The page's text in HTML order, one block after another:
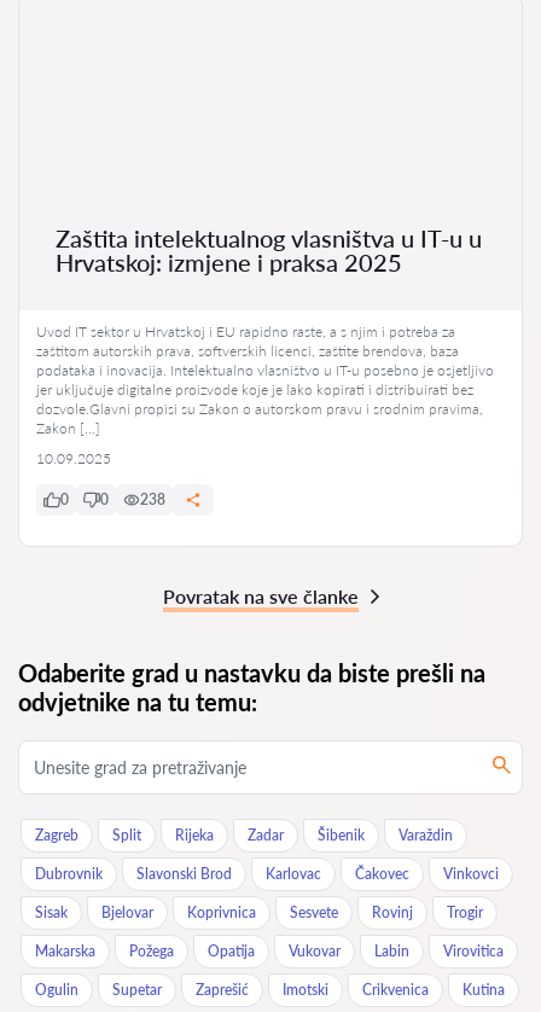
Zaštita intelektualnog vlasništva u IT-u u
Hrvatskoj: izmjene i praksa 2025
Uvod IT sektor u Hrvatskoj i EU rapidno raste, a s njim i potreba za
zaštitom autorskih prava, softverskih licenci, zaštite brendova, baza
podataka i inovacija. Intelektualno vlasništvo u IT-u posebno je osjetljivo
jer uključuje digitalne proizvode koje je lako kopirati i distribuirati bez
dozvole.Glavni propisi su Zakon o autorskom pravu i srodnim pravima,
Zakon […]
10.09.2025
0 0 238
Povratak na sve članke
Odaberite grad u nastavku da biste prešli na
odvjetnike na tu temu:
Zagreb Split Rijeka Zadar Šibenik Varaždin
Dubrovnik Slavonski Brod Karlovac Čakovec Vinkovci
Sisak Bjelovar Koprivnica Sesvete Rovinj Trogir
Makarska Požega Opatija Vukovar Labin Virovitica
Ogulin Supetar Zaprešić Imotski Crikvenica Kutina